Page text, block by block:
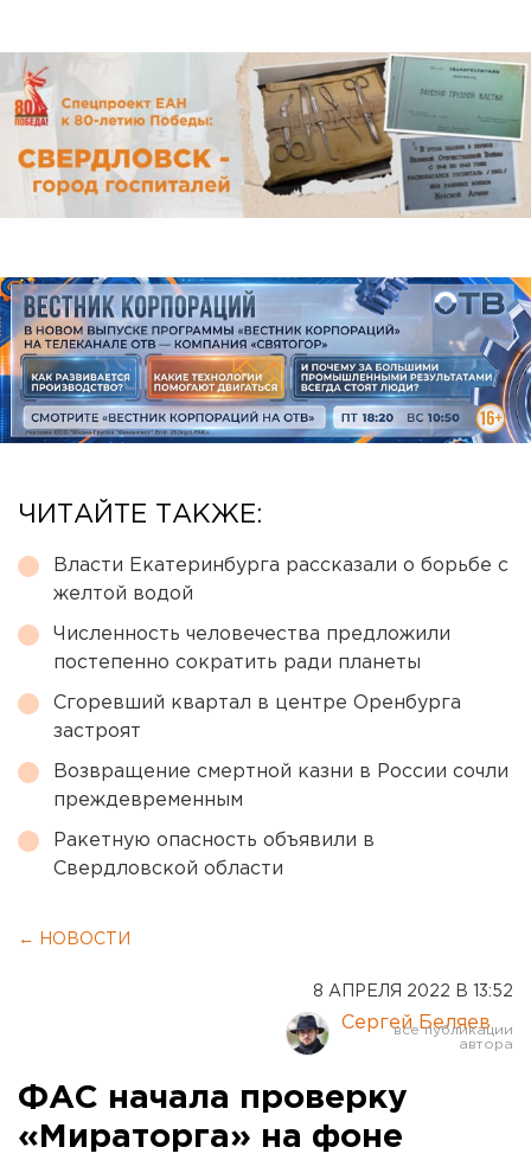
ЧИТАЙТЕ ТАКЖЕ:
Власти Екатеринбурга рассказали о борьбе с
желтой водой
Численность человечества предложили
постепенно сократить ради планеты
Сгоревший квартал в центре Оренбурга
застроят
Возвращение смертной казни в России сочли
преждевременным
Ракетную опасность объявили в
Свердловской области
← НОВОСТИ
8 АПРЕЛЯ 2022 В 13:52
Сергей Беляев
ФАС начала проверку
«Мираторга» на фоне